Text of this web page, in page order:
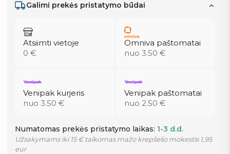
Galimi prekės pristatymo būdai
Atsiimti vietoje
0 €
Omniva paštomatai
nuo 3.50 €
Venipak kurjeris
nuo 3.50 €
Venipak paštomatai
nuo 2.50 €
Numatomas prekės pristatymo laikas: 1-3 d.d.
Užsakymams iki 15 € taikomas mažo krepšelio mokestis 1,95
eur